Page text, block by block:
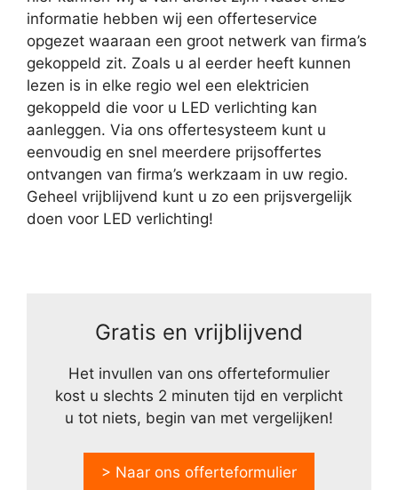
informatie hebben wij een offerteservice
opgezet waaraan een groot netwerk van firma’s
gekoppeld zit. Zoals u al eerder heeft kunnen
lezen is in elke regio wel een elektricien
gekoppeld die voor u LED verlichting kan
aanleggen. Via ons offertesysteem kunt u
eenvoudig en snel meerdere prijsoffertes
ontvangen van firma’s werkzaam in uw regio.
Geheel vrijblijvend kunt u zo een prijsvergelijk
doen voor LED verlichting!
Gratis en vrijblijvend
Het invullen van ons offerteformulier
kost u slechts 2 minuten tijd en verplicht
u tot niets, begin van met vergelijken!
> Naar ons offerteformulier